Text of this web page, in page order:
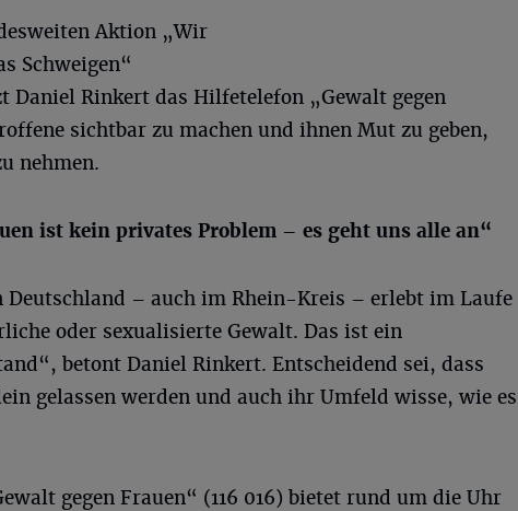
Aktion „Wir
Schweigen“
Daniel Rinkert das Hilfetelefon „Gewalt gegen
sichtbar zu machen und ihnen Mut zu geben,
nehmen.
ist kein privates Problem – es geht uns alle an“
Deutschland – auch im Rhein-Kreis – erlebt im Laufe
oder sexualisierte Gewalt. Das ist ein
betont Daniel Rinkert. Entscheidend sei, dass
gelassen werden und auch ihr Umfeld wisse, wie es
gegen Frauen“ (116 016) bietet rund um die Uhr